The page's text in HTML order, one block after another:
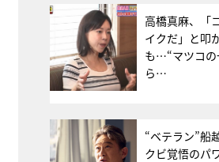
高橋真麻、「
イクだ」と叩
も…“マツコの
ら…
“ベテラン”船
クビ覚悟のパ